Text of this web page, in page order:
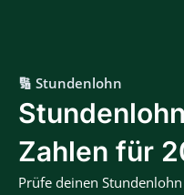
🔢 Stundenlohn
Zahlen für
Prüfe deinen